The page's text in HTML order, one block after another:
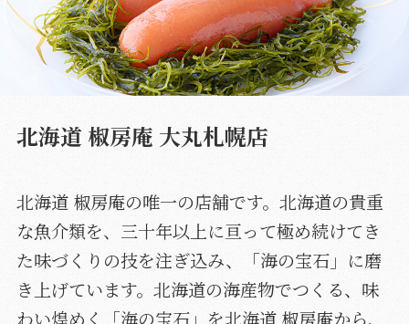
北海道 椒房庵 大丸札幌店
北海道 椒房庵の唯一の店舗です。北海道の貴重
な魚介類を、三十年以上に亘って極め続けてき
た味づくりの技を注ぎ込み、「海の宝石」に磨
き上げています。北海道の海産物でつくる、味
わい煌めく「海の宝石」を北海道 椒房庵から、